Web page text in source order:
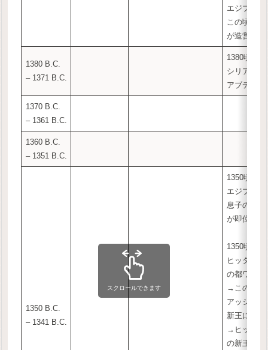
エジプト
この頃、
が造営され
1380 B.C.
– 1371 B.C.
1380頃
シリアの
アブディ
1370 B.C.
– 1361 B.C.
1360 B.C.
– 1351 B.C.
1350 B.C.
– 1341 B.C.
1350頃:
エジプト
息子のア
が即位
1350頃:
ヒッタイ
の都ワシュ
→この混乱
アッシリ
新王に擁立
→ヒッタイ
の新王シャ
スクロールできます